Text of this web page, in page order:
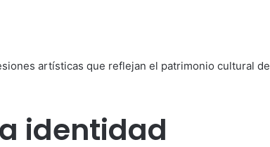
artísticas que reflejan el patrimonio cultural de
identidad